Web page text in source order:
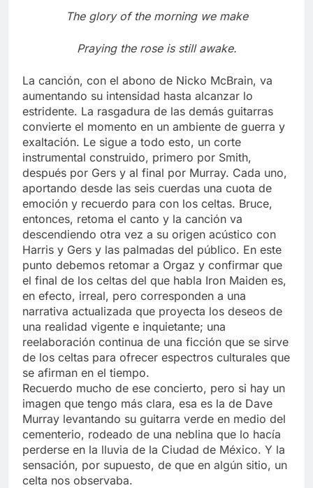
The glory of the morning we make
Praying the rose is still awake.
La canción, con el abono de Nicko McBrain, va
aumentando su intensidad hasta alcanzar lo
estridente. La rasgadura de las demás guitarras
convierte el momento en un ambiente de guerra y
exaltación. Le sigue a todo esto, un corte
instrumental construido, primero por Smith,
después por Gers y al final por Murray. Cada uno,
aportando desde las seis cuerdas una cuota de
emoción y recuerdo para con los celtas. Bruce,
entonces, retoma el canto y la canción va
descendiendo otra vez a su origen acústico con
Harris y Gers y las palmadas del público. En este
punto debemos retomar a Orgaz y confirmar que
el final de los celtas del que habla Iron Maiden es,
en efecto, irreal, pero corresponden a una
narrativa actualizada que proyecta los deseos de
una realidad vigente e inquietante; una
reelaboración continua de una ficción que se sirve
de los celtas para ofrecer espectros culturales que
se afirman en el tiempo.
Recuerdo mucho de ese concierto, pero si hay un
imagen que tengo más clara, esa es la de Dave
Murray levantando su guitarra verde en medio del
cementerio, rodeado de una neblina que lo hacía
perderse en la lluvia de la Ciudad de México. Y la
sensación, por supuesto, de que en algún sitio, un
celta nos observaba.